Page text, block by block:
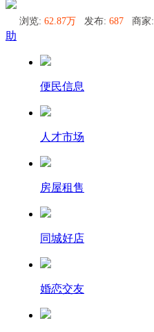
浏览: 62.87万 发布: 687 商家:
助
便民信息
人才市场
房屋租售
同城好店
婚恋交友